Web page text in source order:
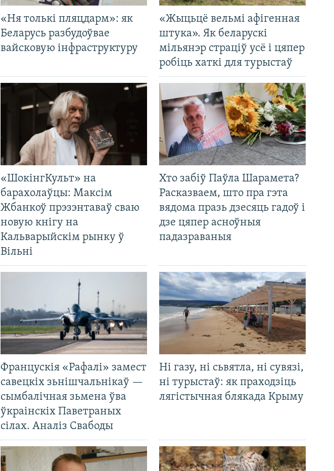
«Ня толькі пляцдарм»: як
Беларусь разбудоўвае
вайсковую інфраструктуру
«Жыцьцё вельмі афігенная
штука». Як беларускі
мільянэр страціў усё і цяпер
робіць хаткі для турыстаў
«ШокінгКульт» на
барахолаўцы: Максім
Жбанкоў прэзэнтаваў сваю
новую кнігу на
Кальварыйскім рынку ў
Вільні
Хто забіў Паўла Шарамета?
Расказваем, што пра гэта
вядома празь дзесяць гадоў і
дзе цяпер асноўныя
падазраваныя
Францускія «Рафалі» замест
савецкіх зьнішчальнікаў —
сымбалічная зьмена ўва
ўкраінскіх Паветраных
сілах. Аналіз Свабоды
Ні газу, ні сьвятла, ні сувязі,
ні турыстаў: як праходзіць
лягістычная блякада Крыму